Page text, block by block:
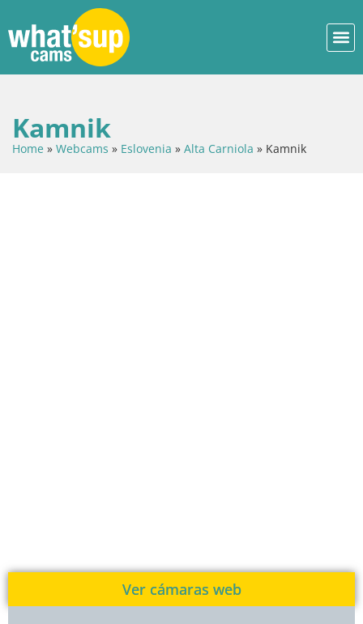
Kamnik
Home » Webcams » Eslovenia » Alta Carniola » Kamnik
Ver cámaras web